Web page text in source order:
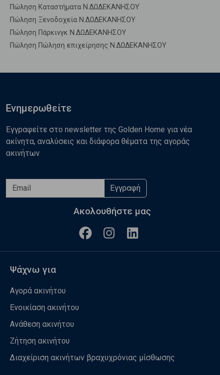
Πώληση Καταστήματα Ν.ΔΩΔΕΚΑΝΗΣΟΥ
Πώληση Ξενοδοχεία Ν.ΔΩΔΕΚΑΝΗΣΟΥ
Πώληση Πάρκινγκ Ν.ΔΩΔΕΚΑΝΗΣΟΥ
Πώληση Πώληση επιχείρησης Ν.ΔΩΔΕΚΑΝΗΣΟΥ
Ενημερωθείτε
Εγγραφείτε στο newsletter της Golden Home για νέα
ακίνητα, αναλύσεις και διάφορα θέματα της αγοράς
ακινήτων
Εγγραφή
Ακολουθήστε μας
Ψάχνω για
Αγορά ακινήτου
Ενοικίαση ακινήτου
Ανάθεση ακινήτου
Ζήτηση ακινήτου
Διαχείριση ακινήτων βραχυχρόνιας μίσθωσης